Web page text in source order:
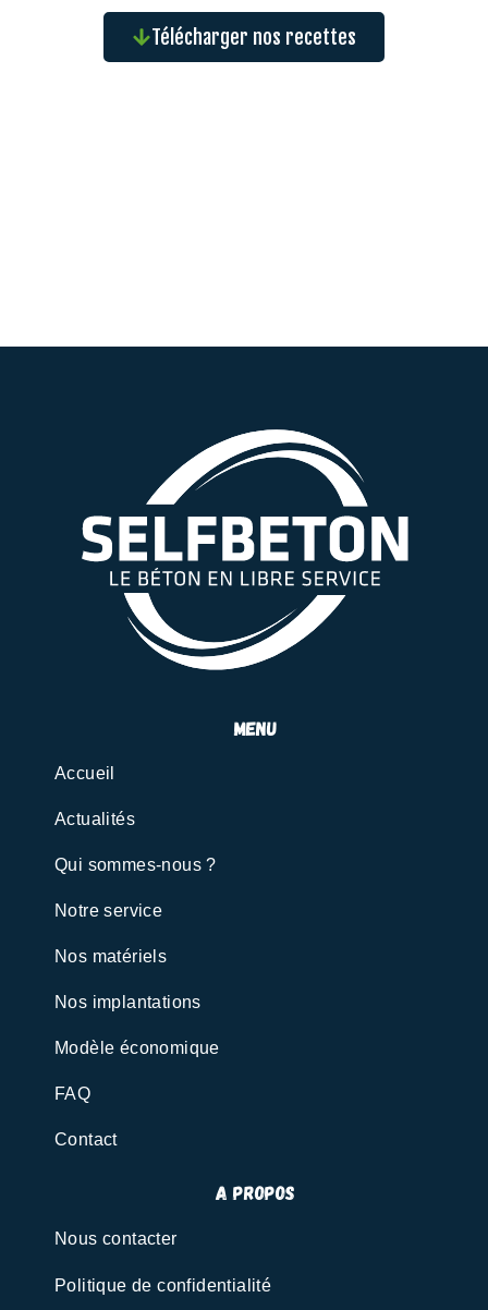
Télécharger nos recettes
menu
Accueil
Actualités
Qui sommes-nous ?
Notre service
Nos matériels
Nos implantations
Modèle économique
FAQ
Contact
A propos
Nous contacter
Politique de confidentialité